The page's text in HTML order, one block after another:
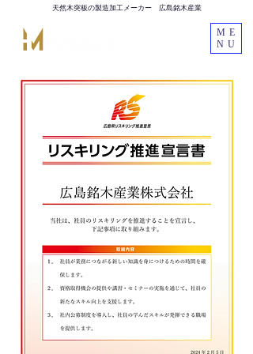
ME
NU
天然木突板の製造加工メーカー 広島銘木産業